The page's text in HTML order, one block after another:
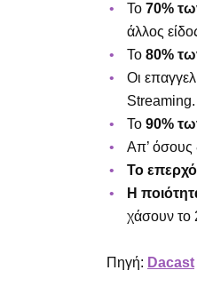
Το 70%
άλλος
Το 80%
Οι
Streaming.
Το 90%
Απ’ όσους
Το
Η
χάσουν το
Πηγή: Dacast